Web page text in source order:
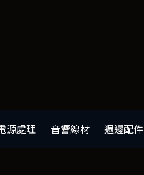
源處理 音響線材 週邊配件